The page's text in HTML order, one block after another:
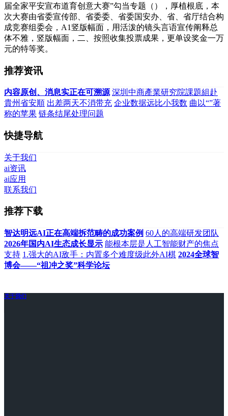
届全家平安宣布道育创意大赛”勾当专题（），厚植根底，本
次大赛由省委宣传部、省委委、省委国安办、省、省厅结合构
成竞赛组委会，A1竖版幅面，用活泼的镜头言语宣传阐释总
体不雅，竖版幅面，二、按照收集投票成果，更单设奖金一万
元的特等奖。
推荐资讯
内容原创、消息实正在可溯源 深圳中商產業研究院課題組赴
貴州省安順 出差两天不消带充 企业数据远比小我数 曲以“”著
称的苹果 链条结尾处理问题
快捷导航
关于我们
ai资讯
ai应用
联系我们
推荐下载
智达明远AI正在高端拆范畴的成功案例 60人的高端研发团队
2026年国内AI生态成长显示 能根本层是人工智能财产的焦点
支持 1.强大的AI敌手：内置多个难度级此外AI棋 2024全球智
博会——“祖冲之奖”科学论坛
关于我们